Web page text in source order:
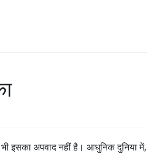
इसका अपवाद नहीं है। आधुनिक